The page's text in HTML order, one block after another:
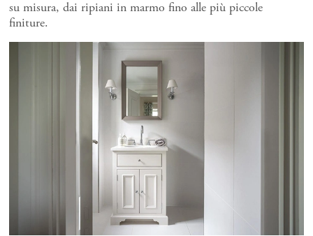
su misura, dai ripiani in marmo fino alle più piccole
finiture.